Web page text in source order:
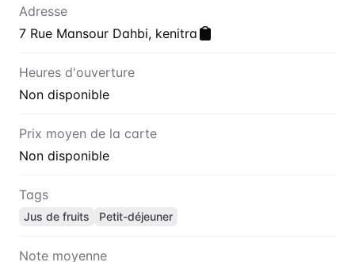
Adresse
7 Rue Mansour Dahbi, kenitra
Heures d'ouverture
Non disponible
Prix moyen de la carte
Non disponible
Tags
Jus de fruits Petit-déjeuner
Note moyenne